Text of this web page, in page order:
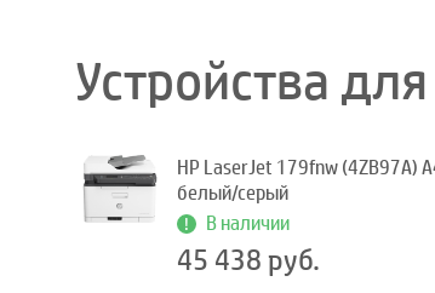
Устройства
HP LaserJet 179fnw (4ZB97A)
белый/серый
В наличии
45 438 руб.